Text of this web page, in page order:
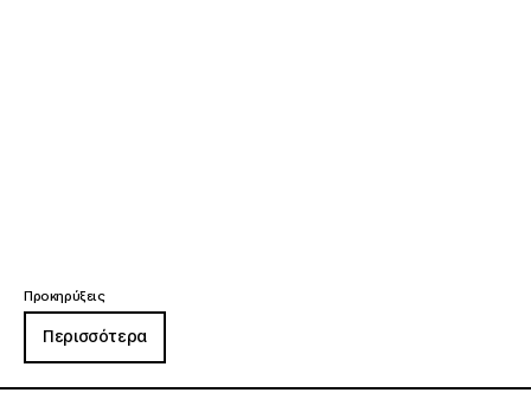
Προκηρύξεις
Περισσότερα